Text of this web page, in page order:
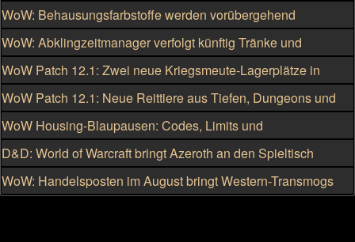
WoW: Behausungsfarbstoffe werden vorübergehend
kriegsmeutengebunden
WoW: Abklingzeitmanager verfolgt künftig Tränke und
Schmuckstücke
WoW Patch 12.1: Zwei neue Kriegsmeute-Lagerplätze in
Silbermond freischalten
WoW Patch 12.1: Neue Reittiere aus Tiefen, Dungeons und
Raids
WoW Housing-Blaupausen: Codes, Limits und
Einschränkungen
D&D: World of Warcraft bringt Azeroth an den Spieltisch
WoW: Handelsposten im August bringt Western-Transmogs
und Feuerrad